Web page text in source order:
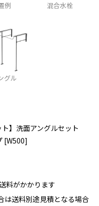
例 混合水栓
グル
ト】洗面アングルセット
[W500]
料がかかります
は送料別途見積となる場合